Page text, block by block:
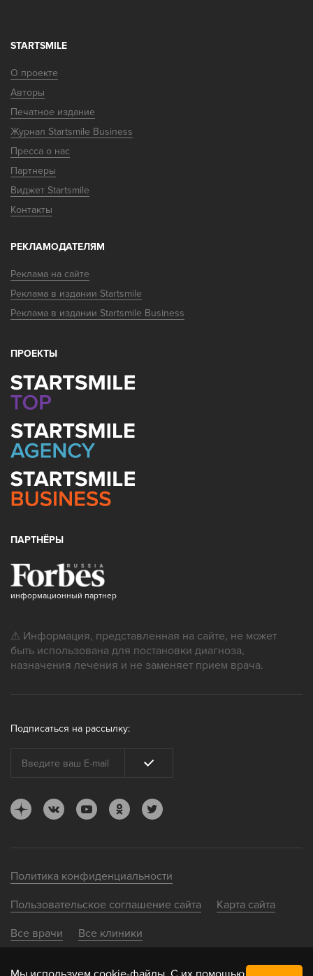
STARTSMILE
О проекте
Авторы
Печатное издание
Журнал Startsmile Business
Пресса о нас
Партнеры
Виджет Startsmile
Контакты
РЕКЛАМОДАТЕЛЯМ
Реклама на сайте
Реклама в издании Startsmile
Реклама в издании Startsmile Business
ПРОЕКТЫ
ПАРТНЁРЫ
информационный партнер
⚠ Информация, представленная на сайте, не может
быть использована для постановки диагноза,
назначения лечения и не заменяет прием врача.
Подписаться на рассылку:
Политика конфиденциальности
Пользовательское соглашение сайта Карта сайта
Все врачи Все клиники